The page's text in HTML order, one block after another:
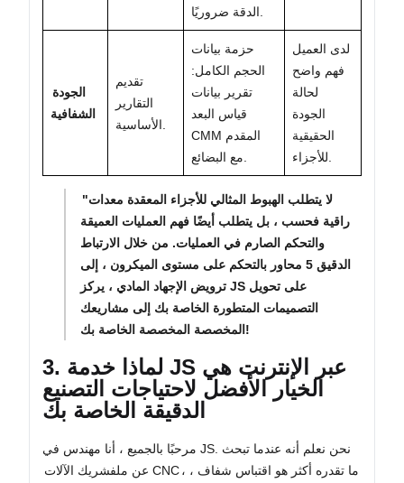
الجودة
الشفافية
تقديم
التقارير
حزمة بيانات
الحجم الكامل:
تقرير بيانات
قياس البعد
CMM المقدم
لدى العميل
فهم واضح
لحالة
الجودة
الحقيقية
"لا يتطلب الهبوط المثالي للأجزاء المعقدة معدات
راقية فحسب ، بل يتطلب أيضًا فهم العمليات العميقة
والتحكم الصارم في العمليات. من خلال الارتباط
الدقيق 5 محاور بالتحكم على مستوى الميكرون ، إلى
ترويض الإجهاد المادي ، يركز JS على تحويل
التصميمات المتطورة الخاصة بك إلى مشاريعك
المخصصة المخصصة الخاصة بك!
3. لماذا خدمة JS عبر الإنترنت هي
الخيار الأفضل لاحتياجات التصنيع
الدقيقة الخاصة بك
مرحبًا بالجميع ، أنا مهندس في JS. نحن نعلم أنه عندما تبحث
عن ملف شريك الآلات CNC، ما تقدره أكثر هو اقتباس شفاف ،